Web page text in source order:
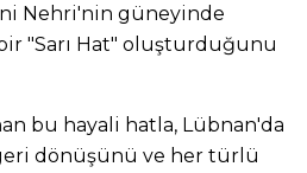
Nehri'nin güneyinde
"Sarı Hat" oluşturduğunu
bu hayali hatla, Lübnan'da
dönüşünü ve her türlü